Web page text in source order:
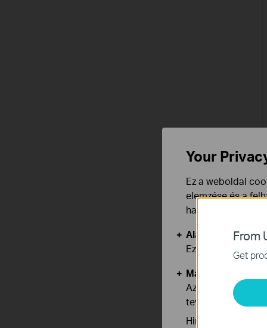
From
Get
Your
Ez a weboldal
elemzése és a
használata ellen
Alap Cookie-k
Ezek a cookie -k
Marketing és
Az elemző cookie
tevékenységeit,
Hirdetési